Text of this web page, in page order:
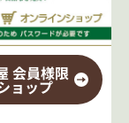
会員様限
ョップ